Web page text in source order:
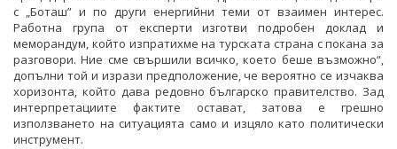
с „Боташ” и по други енергийни теми от взаимен интерес.
Работна група от експерти изготви подробен доклад и
меморандум, който изпратихме на турската страна с покана за
разговори. Ние сме свършили всичко, което беше възможно“,
допълни той и изрази предположение, че вероятно се изчаква
хоризонта, който дава редовно българско правителство. Зад
интерпретациите фактите остават, затова е грешно
използването на ситуацията само и изцяло като политически
инструмент.